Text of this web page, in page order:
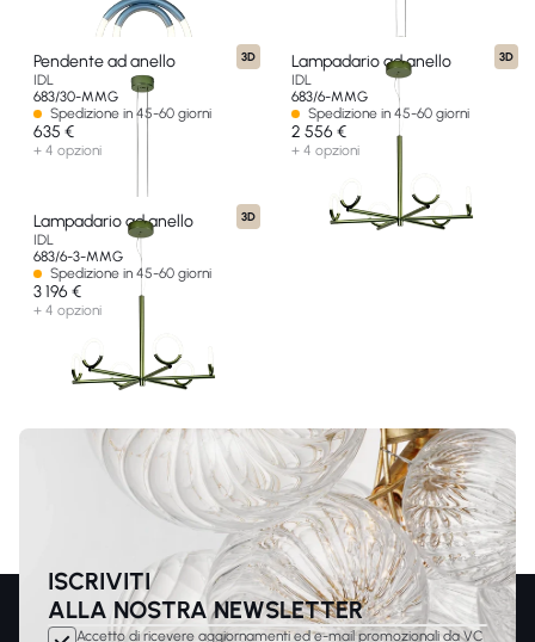
3D
Pendente ad anello
IDL
683/30-MMG
Spedizione in 45-60 giorni
635 €
+ 4 opzioni
3D
Lampadario ad anello
IDL
683/6-MMG
Spedizione in 45-60 giorni
2 556 €
+ 4 opzioni
3D
Lampadario ad anello
IDL
683/6-3-MMG
Spedizione in 45-60 giorni
3 196 €
+ 4 opzioni
ISCRIVITI
ALLA NOSTRA NEWSLETTER
Accetto di ricevere aggiornamenti ed e-mail promozionali da VC